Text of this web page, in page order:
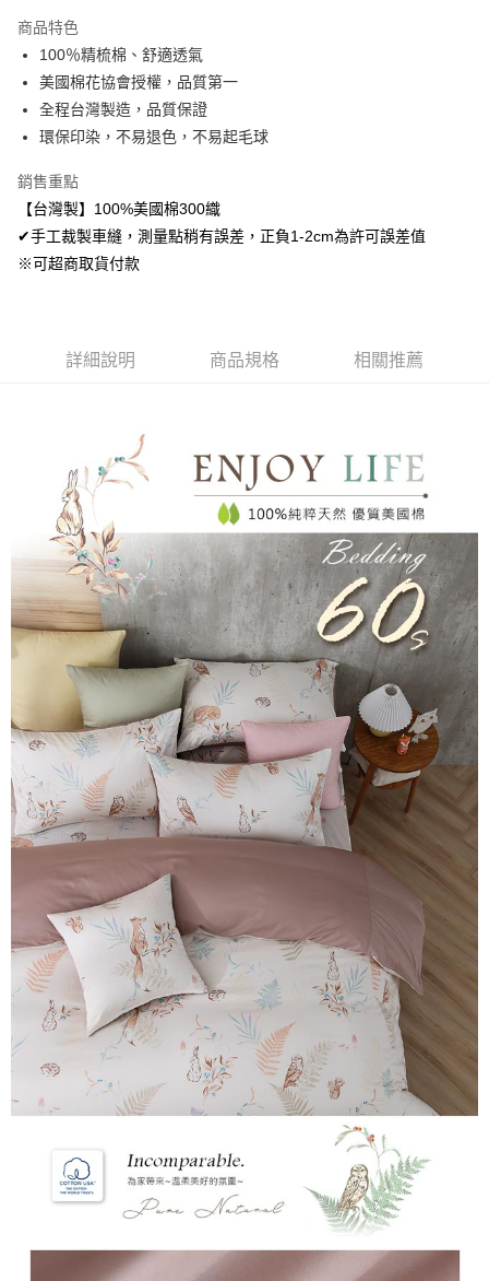
Apple Pay
悠遊付
Google Pay
AFTEE先享後付
相關說明
AFTEE先享後付是「在收到商品之後才付款」的支付方式。 讓您購物簡單
便利好安心！
【「AFTEE先享後付」結帳流程】
３．收到繳費通知簡訊後14天內，點擊此簡訊中的連結，可透過四大超商／
ATM／網路銀行／等多元方式進行付款，方視為交易完成。
※ 請注意：結帳手續完成當下不需立刻繳費，但若您需要取消訂單，請聯絡
購買商品的店家。未經商家同意取消之訂單仍視為有效，需透過AFTEE先享
後付繳納相關費用。
※ 交易是否成功請以「AFTEE先享後付 」之結帳頁面顯示為準，若有關於
是否繳費成功／繳費後需取消欲退款等相關疑問，請聯繫「AFTEE先享後付
客戶支援中心」https://netprotections.freshdesk.com/support/home
【注意事項】
１．透過由恩沛科技股份有限公司提供之「AFTEE先享後付」服務完成之交
易，需依本服務之必要範圍內提供個人資料，並將交易相關給付款項請求債
權轉讓予恩沛科技股份有限公司。
２．關於個人資料處理事宜，請瀏覽以下網址：
https://aftee.tw/terms/#terms3
３．未成年的使用者請事先徵得法定代理人或監護人之同意方可使用
「AFTEE先享後付」，若未經同意申辦者引起之損失，本公司不負相關責
任。
４．使用「AFTEE先享後付」時，將依據個別帳號之用戶狀況，依本公司即
時審查核予不同之上限額度；若仍有額度不足之情形，本公司將視審查結果
請求用戶進行身份認證。
５．嚴禁一人註冊多個帳號或使用他人資訊註冊。若發現惡意使用之情形，
恩沛科技股份有限公司將有權停止該用戶之使用額度並採取法律行動。
ATM付款
7-11取貨付款
每筆NT$60，滿NT$499(含以上)免運費
付款後7-11取貨
每筆NT$60，滿NT$499(含以上)免運費
宅配
每筆NT$100，滿NT$499(含以上)免運費
離島宅配
每筆NT$100，滿NT$499(含以上)免運費
商品特色
100％精梳棉、舒適透氣
美國棉花協會授權，品質第一
全程台灣製造，品質保證
環保印染，不易退色，不易起毛球
銷售重點
【台灣製】100%美國棉300織
✔手工裁製車縫，測量點稍有誤差，正負1-2cm為許可誤差值
※可超商取貨付款
詳細說明 商品規格 相關推薦